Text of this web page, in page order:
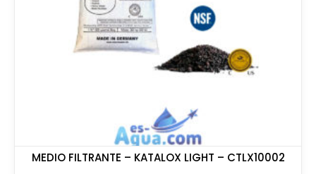
MEDIO FILTRANTE – KATALOX LIGHT – CTLX10002